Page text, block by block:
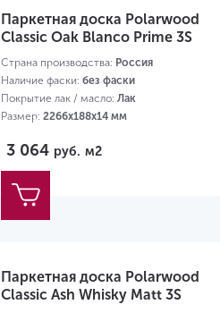
Паркетная доска Polarwood
Classic Oak Blanco Prime 3S
Страна производства: Россия
Наличие фаски: без фаски
Покрытие лак / масло: Лак
Размер: 2266х188х14 мм
3 064 руб. м2
Паркетная доска Polarwood
Classic Ash Whisky Matt 3S